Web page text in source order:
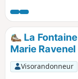
La
Marie Ravenel
Visorandonneur